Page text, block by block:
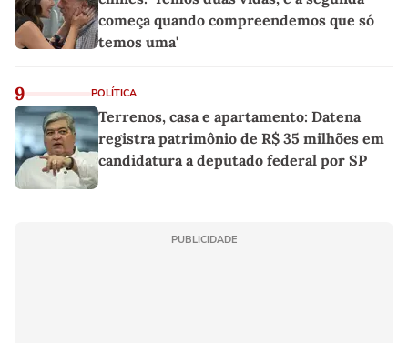
começa quando compreendemos que só
temos uma'
9 POLÍTICA
Terrenos, casa e apartamento: Datena
registra patrimônio de R$ 35 milhões em
candidatura a deputado federal por SP
PUBLICIDADE